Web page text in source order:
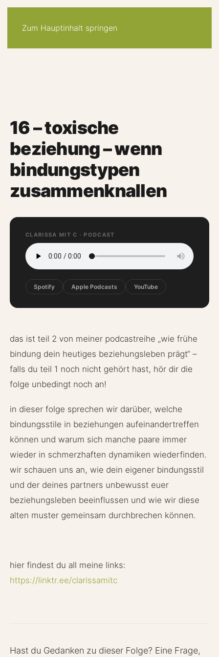
Zum Hauptinhalt springen
16 – toxische
beziehung – wenn
bindungstypen
zusammenknallen
CLARISSA MIT C · PODCAST
Spotify Apple Podcasts YouTube
das ist teil 2 von meiner podcastreihe „wie frühe
bindung dein heutiges beziehungsleben prägt“ –
falls du teil 1 noch nicht gehört hast, hör dir die
folge unbedingt noch an!
in dieser folge sprechen wir darüber, welche
bindungsstile in beziehungen aufeinandertreffen
können und warum sich manche paare immer
wieder in schmerzhaften dynamiken wiederfinden.
wir schauen uns an, wie dein eigener bindungsstil
und der deines partners unbewusst euer
beziehungsleben beeinflussen und wie wir diese
alten muster gemeinsam durchbrechen können.
hier findest du all meine links:
https://linktr.ee/clarissamitc
Hast du Gedanken zu dieser Folge? Eine Frage,